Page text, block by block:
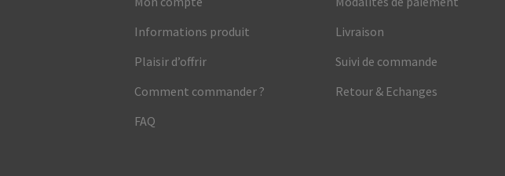
Informations produit
Plaisir d’offrir
Comment commander ?
FAQ
Livraison
Suivi de commande
Retour & Echanges